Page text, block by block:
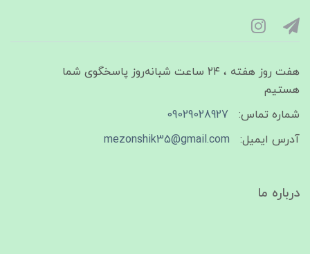
هفت روز هفته ، ۲۴ ساعت شبانه‌روز پاسخگوی شما
هستیم
شماره تماس:
09029028927
آدرس ایمیل:
mezonshik35@gmail.com
درباره ما